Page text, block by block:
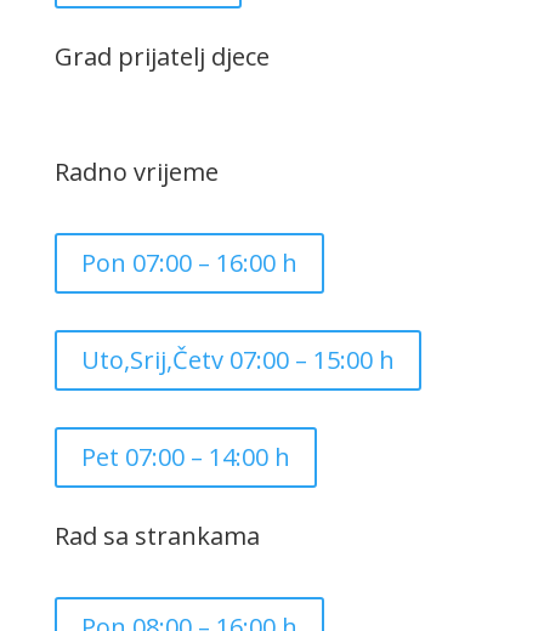
Grad prijatelj djece
Radno vrijeme
Pon 07:00 – 16:00 h
Uto,Srij,Četv 07:00 – 15:00 h
Pet 07:00 – 14:00 h
Rad sa strankama